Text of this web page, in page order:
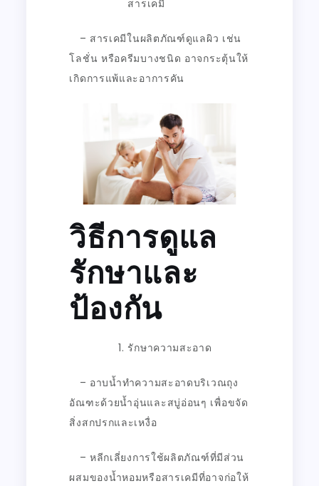
สารเคมี
– สารเคมีในผลิตภัณฑ์ดูแลผิว เช่น
โลชั่น หรือครีมบางชนิด อาจกระตุ้นให้
เกิดการแพ้และอาการคัน
วิธีการดูแล
รักษาและ
ป้องกัน
รักษาความสะอาด
– อาบน้ำทำความสะอาดบริเวณถุง
อัณฑะด้วยน้ำอุ่นและสบู่อ่อนๆ เพื่อขจัด
สิ่งสกปรกและเหงื่อ
– หลีกเลี่ยงการใช้ผลิตภัณฑ์ที่มีส่วน
ผสมของน้ำหอมหรือสารเคมีที่อาจก่อให้